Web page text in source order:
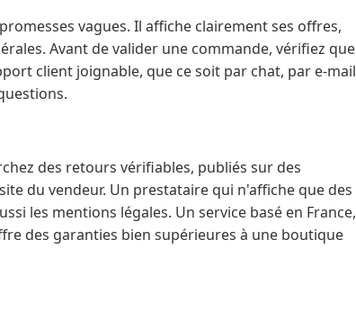
vagues. Il affiche clairement ses offres,
Avant de valider une commande, vérifiez que
client joignable, que ce soit par chat, par e-mail
des retours vérifiables, publiés sur des
du vendeur. Un prestataire qui n'affiche que des
les mentions légales. Un service basé en France,
des garanties bien supérieures à une boutique